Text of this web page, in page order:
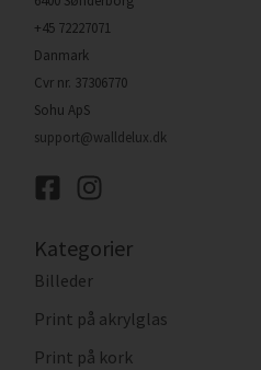
+45 72227071
Danmark
Cvr nr. 37306770
Sohu ApS
support@walldelux.dk
Kategorier
Billeder
Print på akrylglas
Print på kork